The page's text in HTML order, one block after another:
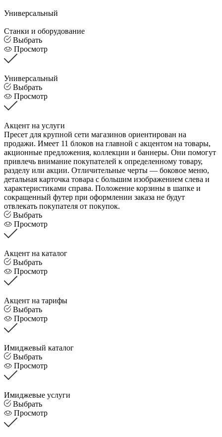
Универсальный
Станки и оборудование
Выбрать
Просмотр
Универсальный
Выбрать
Просмотр
Акцент на услуги
Пресет для крупной сети магазинов ориентирован на
продажи. Имеет 11 блоков на главной с акцентом на товары,
акционные предложения, коллекции и баннеры. Они помогут
привлечь внимание покупателей к определенному товару,
разделу или акции. Отличительные черты — боковое меню,
детальная карточка товара с большим изображением слева и
характеристиками справа. Положение корзины в шапке и
сокращенный футер при оформлении заказа не будут
отвлекать покупателя от покупок.
Выбрать
Просмотр
Акцент на каталог
Выбрать
Просмотр
Акцент на тарифы
Выбрать
Просмотр
Имиджевый каталог
Выбрать
Просмотр
Имиджевые услуги
Выбрать
Просмотр